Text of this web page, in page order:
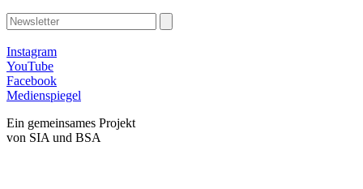
Instagram
YouTube
Facebook
Medienspiegel
Ein gemeinsames Projekt
von SIA und BSA